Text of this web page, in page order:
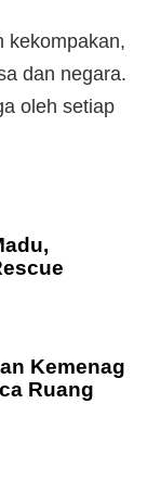
kekompakan,
dan negara.
oleh setiap
Kemenag
Ruang